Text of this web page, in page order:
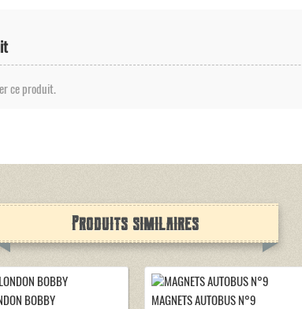
ce produit.
Produits similaires
BOBBY MAGNETS AUTOBUS N°9